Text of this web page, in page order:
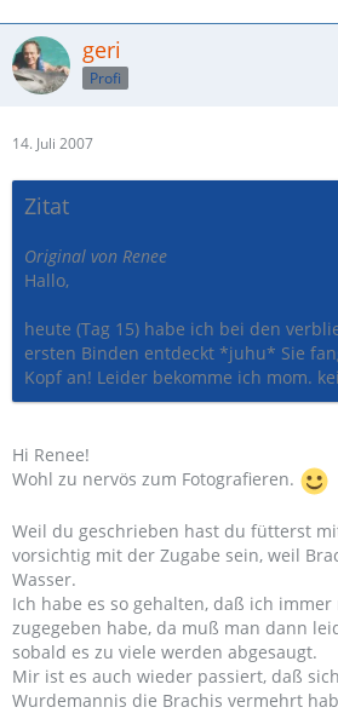
geri
Profi
14. Juli 2007
Zitat
Original von Renee
Hallo,
heute (Tag 15) habe ich bei den
ersten Binden entdeckt *juhu* Sie
Kopf an! Leider bekomme ich mom.
Hi Renee!
Wohl zu nervös zum Fotografieren.
Weil du geschrieben hast du fütterst
vorsichtig mit der Zugabe sein, weil
Wasser.
Ich habe es so gehalten, daß ich
zugegeben habe, da muß man dann
sobald es zu viele werden abgesaugt.
Mir ist es auch wieder passiert, daß
Wurdemannis die Brachis vermehrt